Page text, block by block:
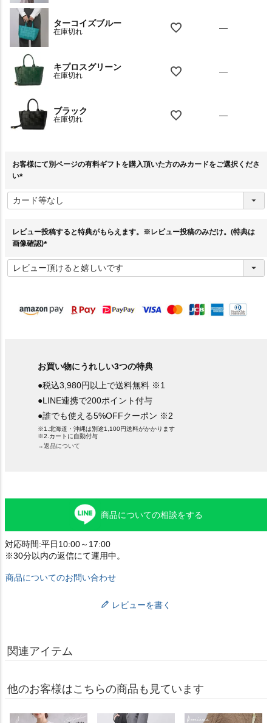
ターコイズブルー
在庫切れ —
キプロスグリーン
在庫切れ —
ブラック
在庫切れ —
お客様にて別ページの有料ギフトを購入頂いた方のみカードをご選択くださ
い
必
須
レビュー投稿すると特典がもらえます。※レビュー投稿のみだけ。(特典は
画像確認)
必
須
お買い物にうれしい3つの特典
●税込3,980円以上で送料無料 ※1
●LINE連携で200ポイント付与
●誰でも使える5%OFFクーポン ※2
※1.北海道・沖縄は別途1,100円送料がかかります
※2.カートに自動付与
→返品について
商品についての相談をする
対応時間:平日10:00～17:00
※30分以内の返信にて運用中。
商品についてのお問い合わせ
レビューを書く
関連アイテム
他のお客様はこちらの商品も見ています